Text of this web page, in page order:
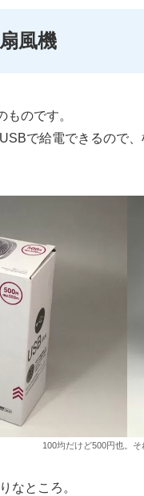
風機
のです。
で給電できるので
100均だけど500円也。そ
なところ。